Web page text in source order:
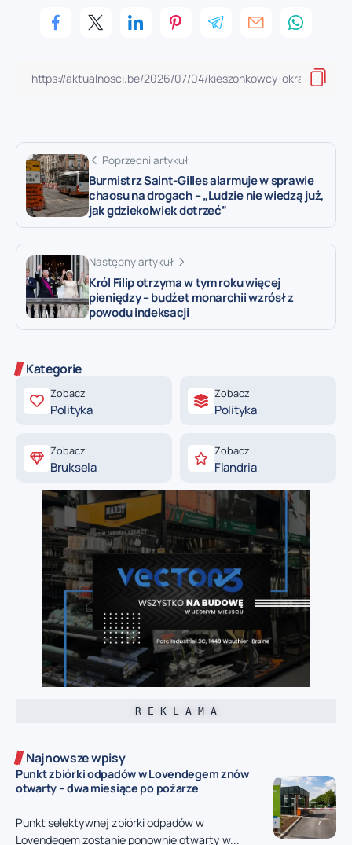
Poprzedni artykuł
Burmistrz Saint-Gilles alarmuje w sprawie
chaosu na drogach – „Ludzie nie wiedzą już,
jak gdziekolwiek dotrzeć”
Następny artykuł
Król Filip otrzyma w tym roku więcej
pieniędzy – budżet monarchii wzrósł z
powodu indeksacji
Kategorie
Zobacz
Polityka
Zobacz
Polityka
Zobacz
Bruksela
Zobacz
Flandria
R E K L A M A
Najnowsze wpisy
Punkt zbiórki odpadów w Lovendegem znów
otwarty – dwa miesiące po pożarze
Punkt selektywnej zbiórki odpadów w
Lovendegem zostanie ponownie otwarty w...